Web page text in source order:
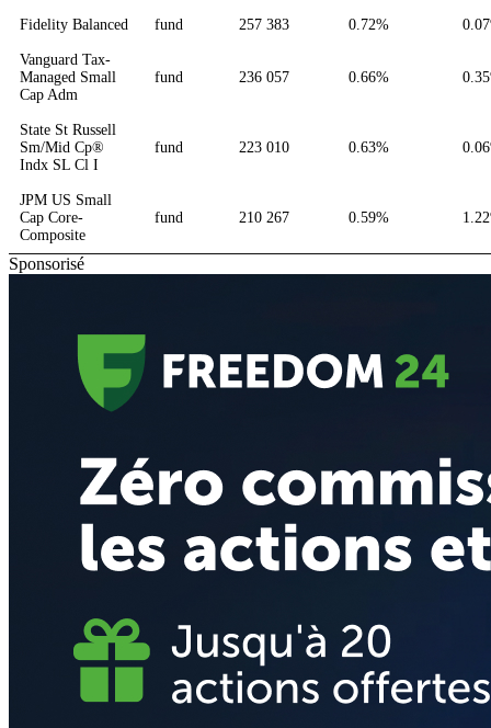
Fidelity Balanced fund 257 383 0.72%
Vanguard Tax-
Managed Small
Cap Adm
fund 236 057 0.66%
State St Russell
Sm/Mid Cp®
Indx SL Cl I
fund 223 010 0.63%
JPM US Small
Cap Core-
Composite
fund 210 267 0.59%
Sponsorisé